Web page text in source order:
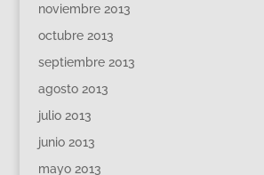
noviembre 2013
octubre 2013
septiembre 2013
agosto 2013
julio 2013
junio 2013
mayo 2013